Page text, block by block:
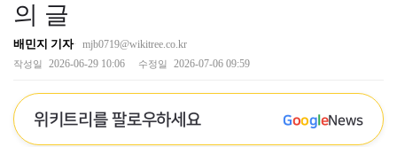
의 글
배민지 기자 mjb0719@wikitree.co.kr
작성일 2026-06-29 10:06 수정일 2026-07-06 09:59
위키트리를 팔로우하세요 GoogleNews